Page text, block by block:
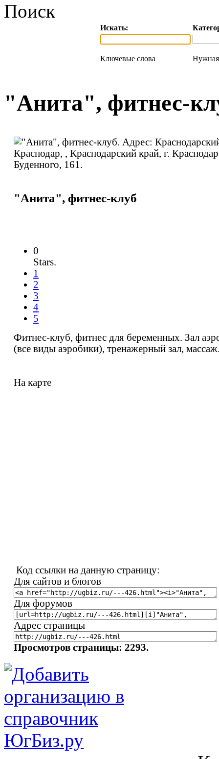
Поиск
Искать:
Ключевые слова Нужная
"Анита", фитнес-
"Анита", фитнес-клуб
0
Stars.
1
2
3
4
5
Фитнес-клуб, фитнес для беременных. Зал
(все виды аэробики), тренажерный зал,
На карте
Код ссылки на данную страницу:
Для сайтов и блогов
Для форумов
Адрес страницы
Просмотров страницы: 2293.